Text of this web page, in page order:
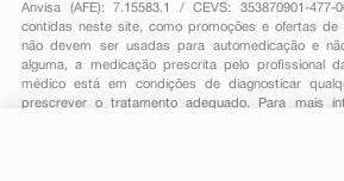
Anvisa (AFE): 7.15583.1 / CEVS: 353870901-477-
contidas neste site, como promoções e ofertas de
não devem ser usadas para automedicação e
alguma, a medicação prescrita pelo profissional
médico está em condições de diagnosticar
prescrever o tratamento adequado. Para mais